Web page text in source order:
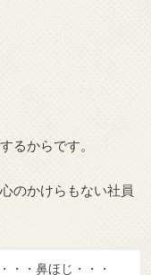
るからです。
のかけらもない社員
・・鼻ほじ・・・